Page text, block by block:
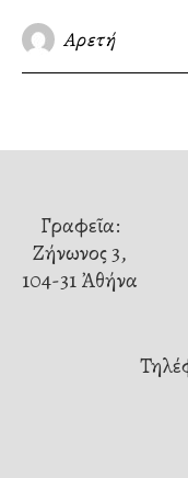
Αρετή
Γραφεῖα:
Ζήνωνος 3,
104-31 Ἀθήνα